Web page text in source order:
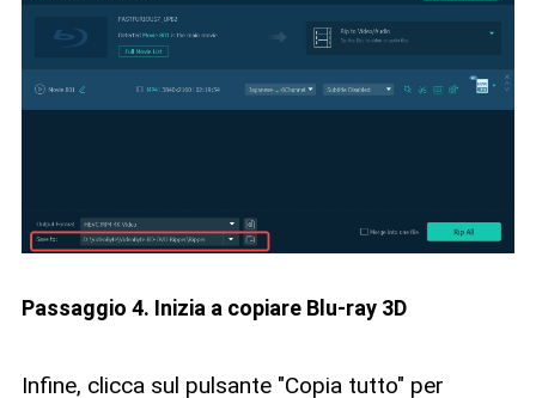
Passaggio 4. Inizia a copiare Blu-ray 3D
Infine, clicca sul pulsante "Copia tutto" per